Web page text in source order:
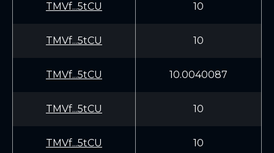
TMVf...5tCU 10
TMVf...5tCU 10
TMVf...5tCU 10.0040087
TMVf...5tCU 10
TMVf...5tCU 10